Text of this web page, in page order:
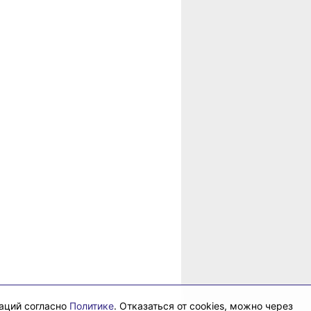
согласно Политике. Отказаться от cookies, можно через